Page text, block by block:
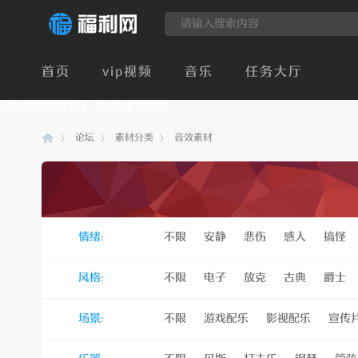
首页 vip视频 音乐 任务大厅
论坛
›
素材分类 音效素材
情绪: 不限 安静 悲伤 感人 搞怪
风格: 不限 电子 放克 古典 爵士
场景: 不限 游戏配乐 影视配乐 宣传